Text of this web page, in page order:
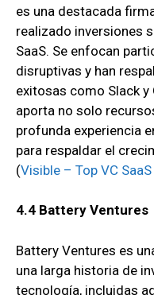
es una destacada
realizado inversiones
SaaS. Se enfocan
disruptivas y han
exitosas como Slack
aporta no solo
profunda experiencia
para respaldar el
(Visible – Top VC
4.4 Battery Ventures
Battery Ventures es
una larga historia de
tecnología, incluidas